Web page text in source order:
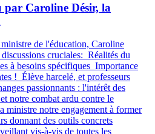
par Caroline Désir, la
de l'éducation, Caroline
cruciales: Réalités du
à besoins spécifiques Importance
! Élève harcelé, et professeurs
passionnants : l'intérêt des
notre combat ardu contre le
ministre notre engagement à former
donnant des outils concrets
vis-à-vis de toutes les